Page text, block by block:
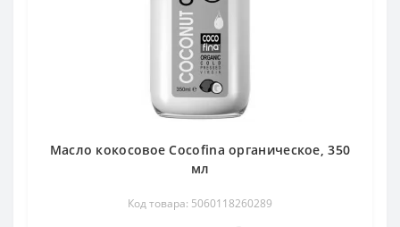
Масло кокосовое Cocofina органическое, 350
мл
Код товара: 5060118260289